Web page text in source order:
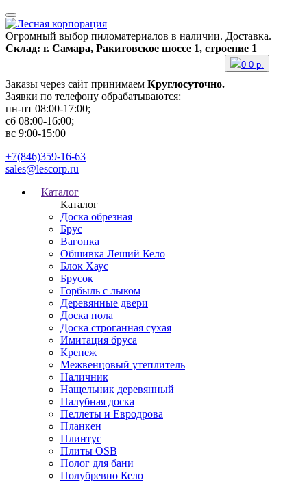
Огромный выбор пиломатериалов в наличии. Доставка.
Склад: г. Самара, Ракитовское шоссе 1, строение 1
Заказы через сайт принимаем Круглосуточно.
Заявки по телефону обрабатываются:
пн-пт 08:00-17:00;
сб 08:00-16:00;
вс 9:00-15:00
0 0 р.
+7(846)359-16-63
sales@lescorp.ru
Каталог
Каталог
Доска обрезная
Брус
Вагонка
Обшивка Леший Кело
Блок Хаус
Брусок
Горбыль с лыком
Деревянные двери
Доска пола
Доска строганная сухая
Имитация бруса
Крепеж
Межвенцовый утеплитель
Наличник
Нащельник деревянный
Палубная доска
Пеллеты и Евродрова
Планкен
Плинтус
Плиты OSB
Полог для бани
Полубревно Кело